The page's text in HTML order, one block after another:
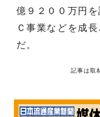
億９２００万円
Ｃ事業などを成
だ。
記事は取